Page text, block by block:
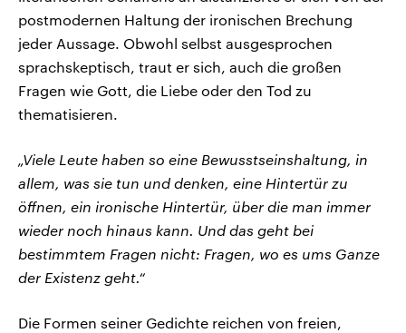
postmodernen Haltung der ironischen Brechung
jeder Aussage. Obwohl selbst ausgesprochen
sprachskeptisch, traut er sich, auch die großen
Fragen wie Gott, die Liebe oder den Tod zu
thematisieren.
„Viele Leute haben so eine Bewusstseinshaltung, in
allem, was sie tun und denken, eine Hintertür zu
öffnen, ein ironische Hintertür, über die man immer
wieder noch hinaus kann. Und das geht bei
bestimmtem Fragen nicht: Fragen, wo es ums Ganze
der Existenz geht.“
Die Formen seiner Gedichte reichen von freien,